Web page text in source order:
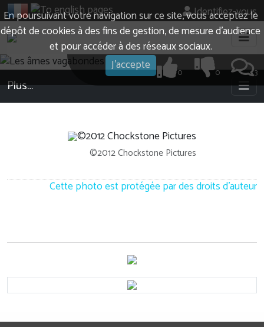
En poursuivant votre navigation sur ce site, vous acceptez le
dépôt de cookies à des fins de gestion, de mesure d’audience
et pour accéder à des réseaux sociaux.
J'accepte
Identifiez-vous
3
0
0
Plus…
©2012 Chockstone Pictures
Cette photo est protégée par des droits d'auteur